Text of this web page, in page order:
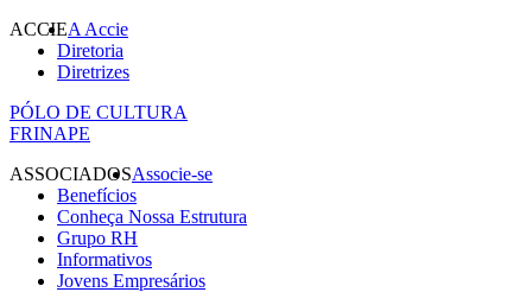
ACCIEA Accie
Diretoria
Diretrizes
PÓLO DE CULTURA
FRINAPE
ASSOCIADOSAssocie-se
Benefícios
Conheça Nossa Estrutura
Grupo RH
Informativos
Jovens Empresários